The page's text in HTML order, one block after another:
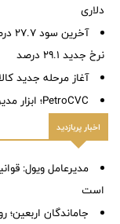
دلاری
نرخ جدید ۲۹.۱ درصد
آغاز مرحله جدید کالابرگ از
PetroCVC؛ ابزار مدیریت ریسک فناوری برای هلدینگ
اخبار پربازدید
مدیرعامل ویول:
است
جاماندگان